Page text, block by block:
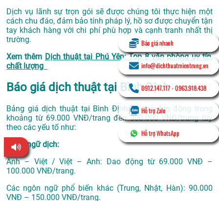
Dịch vụ lãnh sự trọn gói sẽ được chúng tôi thực hiện một
cách chu đáo, đảm bảo tính pháp lý, hồ sơ được chuyển tận
tay khách hàng với chi phí phù hợp và cạnh tranh nhất thị
trường.
Xem thêm Dịch thuật tại Phú Yên: Top 8 văn phòng uy tín,
chất lượng
Báo giá dịch thuật tại Bình Định
Bảng giá dịch thuật tại Bình Định có thể dao động trong
khoảng từ 69.000 VNĐ/trang đến 300.000 VNĐ/trang tùy
theo các yếu tố như:
Ngôn ngữ dịch:
Anh – Việt / Việt – Anh: Dao động từ 69.000 VNĐ –
100.000 VNĐ/trang.
Các ngôn ngữ phổ biến khác (Trung, Nhật, Hàn): 90.000
VNĐ – 150.000 VNĐ/trang.
Báo giá nhanh
info@dichthuatmientrung.vn
0912.147.117-0963.918.438
Hỗ trợ Zalo
Hỗ trợ WhatsApp